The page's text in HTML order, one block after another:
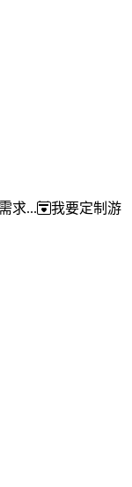
求... 我要定制游